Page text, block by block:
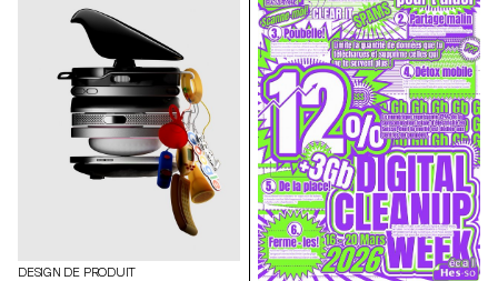
historique et spatial riche,
propice à l'exploration de
l'esthétique, des fonctions et de
l'interaction avec les visiteurs.
Les étudiant·e·s ont eu accès à
l'ensemble du catalogue Mutina
(carreaux, briques et autres
matériaux) pour construire leurs
installations. Le projet a été
sélectionné et accompagné
par le designer français Ronan
Bouroullec, l'ECAL, la Villa
DESIGN DE PRODUIT